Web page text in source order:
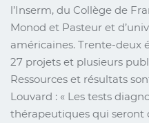
l’Inserm, du Collège de
Monod et Pasteur et
américaines. Trente-deux
27 projets et plusieurs
Ressources et résultats
Louvard : « Les tests
thérapeutiques qui seront